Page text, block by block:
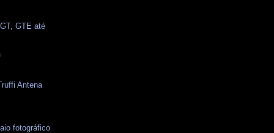
GTE até
Antena
fotográfico